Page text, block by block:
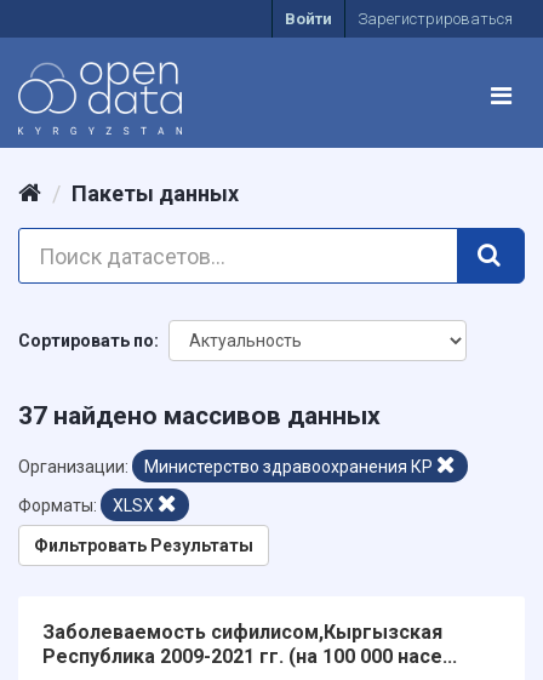
Войти Зарегистрироваться
Пакеты данных
Сортировать по
37 найдено массивов данных
Организации:
Министерство здравоохранения КР
Форматы:
XLSX
Фильтровать Результаты
Заболеваемость сифилисом,Кыргызская
Республика 2009-2021 гг. (на 100 000 насе...